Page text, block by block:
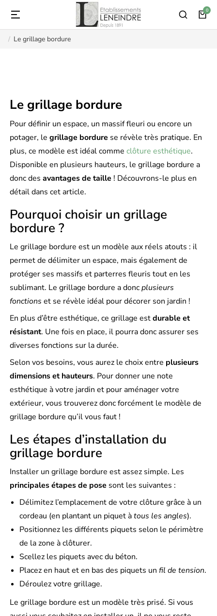
Vous êtes ici :
Le grillage bordure
Le grillage bordure
Pour définir un espace, un massif fleuri ou encore un
potager, le grillage bordure se révèle très pratique. En
plus, ce modèle est idéal comme clôture esthétique.
Disponible en plusieurs hauteurs, le grillage bordure a
donc des avantages de taille ! Découvrons-le plus en
détail dans cet article.
Pourquoi choisir un grillage
bordure ?
Le grillage bordure est un modèle aux réels atouts : il
permet de délimiter un espace, mais également de
protéger ses massifs et parterres fleuris tout en les
sublimant. Le grillage bordure a doncplusieurs
fonctions et se révèle idéal pour décorer son jardin !
En plus d’être esthétique, ce grillage estdurable et
résistant. Une fois en place, il pourra donc assurer ses
diverses fonctions sur la durée.
Selon vos besoins, vous aurez le choix entre plusieurs
dimensions et hauteurs. Pour donner une note
esthétique à votre jardin et pour aménager votre
extérieur, vous trouverez donc forcément le modèle de
grillage bordure qu’il vous faut !
Les étapes d’installation du
grillage bordure
Installer un grillage bordure est assez simple. Les
principales étapes de pose sont les suivantes :
Délimitez l’emplacement de votre clôture grâce à un
cordeau (en plantant un piquet àtous les angles).
Positionnez les différents piquets selon le périmètre
de la zone à clôturer.
Scellez les piquets avec du béton.
Placez en haut et en bas des piquets un fil de tension.
Déroulez votre grillage.
Le grillage bordure est un modèle très prisé. Si vous